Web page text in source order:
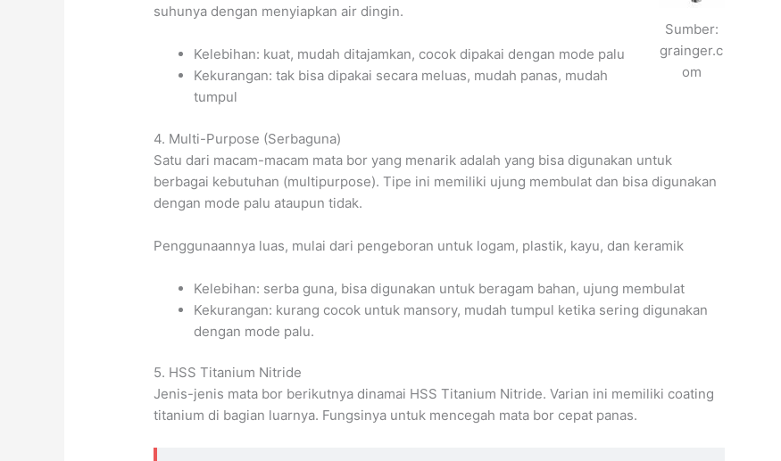
Sumber:
grainger.c
om
suhunya dengan menyiapkan air dingin.
Kelebihan: kuat, mudah ditajamkan, cocok dipakai dengan mode palu
Kekurangan: tak bisa dipakai secara meluas, mudah panas, mudah
tumpul
4. Multi-Purpose (Serbaguna)
Satu dari macam-macam mata bor yang menarik adalah yang bisa digunakan untuk
berbagai kebutuhan (multipurpose). Tipe ini memiliki ujung membulat dan bisa digunakan
dengan mode palu ataupun tidak.
Penggunaannya luas, mulai dari pengeboran untuk logam, plastik, kayu, dan keramik
Kelebihan: serba guna, bisa digunakan untuk beragam bahan, ujung membulat
Kekurangan: kurang cocok untuk mansory, mudah tumpul ketika sering digunakan
dengan mode palu.
5. HSS Titanium Nitride
Jenis-jenis mata bor berikutnya dinamai HSS Titanium Nitride. Varian ini memiliki coating
titanium di bagian luarnya. Fungsinya untuk mencegah mata bor cepat panas.